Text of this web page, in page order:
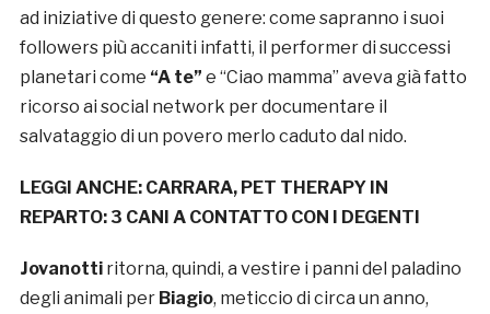
ad iniziative di questo genere: come sapranno i suoi
followers più accaniti infatti, il performer di successi
planetari come “A te” e “Ciao mamma” aveva già fatto
ricorso ai social network per documentare il
salvataggio di un povero merlo caduto dal nido.
LEGGI ANCHE: CARRARA, PET THERAPY IN
REPARTO: 3 CANI A CONTATTO CON I DEGENTI
Jovanottiritorna, quindi, a vestire i panni del paladino
degli animali per Biagio, meticcio di circa un anno,